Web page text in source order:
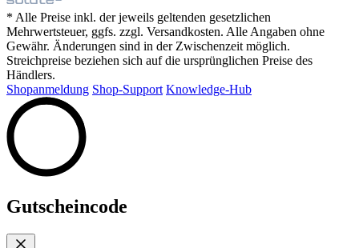
* Alle Preise inkl. der jeweils geltenden gesetzlichen
Mehrwertsteuer, ggfs. zzgl. Versandkosten. Alle Angaben ohne
Gewähr. Änderungen sind in der Zwischenzeit möglich.
Streichpreise beziehen sich auf die ursprünglichen Preise des
Händlers.
Shopanmeldung Shop-Support Knowledge-Hub
Gutscheincode